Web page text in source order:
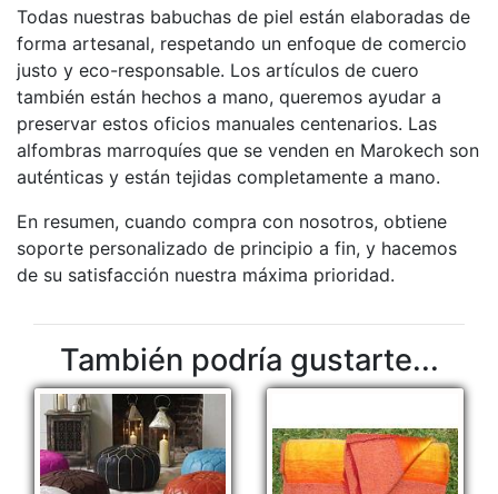
Todas nuestras babuchas de piel están elaboradas de
forma artesanal, respetando un enfoque de comercio
justo y eco-responsable. Los artículos de cuero
también están hechos a mano, queremos ayudar a
preservar estos oficios manuales centenarios. Las
alfombras marroquíes que se venden en Marokech son
auténticas y están tejidas completamente a mano.
En resumen, cuando compra con nosotros, obtiene
soporte personalizado de principio a fin, y hacemos
de su satisfacción nuestra máxima prioridad.
También podría gustarte...